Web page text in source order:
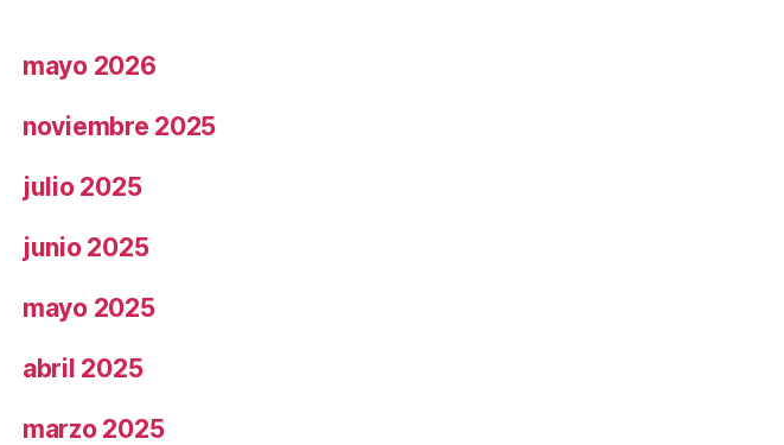
mayo 2026
noviembre 2025
julio 2025
junio 2025
mayo 2025
abril 2025
marzo 2025